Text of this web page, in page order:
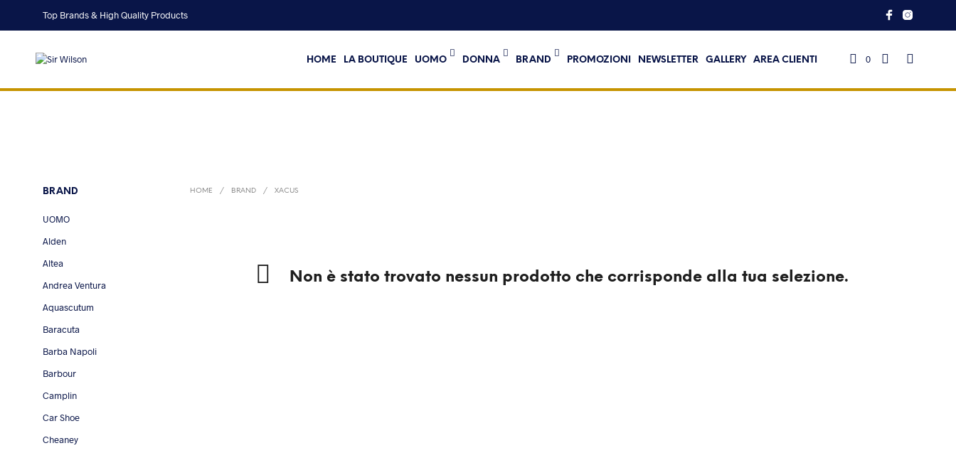
Top Brands & High Quality Products
HOME LA BOUTIQUE UOMO DONNA BRAND PROMOZIONI NEWSLETTER GALLERY AREA CLIENTI 0
BRAND
UOMO
Alden
Altea
Andrea Ventura
Aquascutum
Baracuta
Barba Napoli
Barbour
Camplin
Car Shoe
Cheaney
HOME / BRAND / XACUS
Non è stato trovato nessun prodotto che corrisponde alla tua selezione.